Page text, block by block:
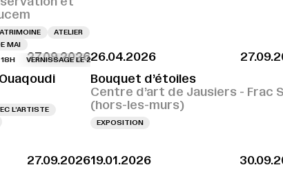
ATELIER
MAI
27.09.2026
VERNISSAGE LE 25.09.2026 À 18H VERNISSAGE LE 25.09.2026 À 18H
L’ARTISTE
26.04.2026
Bouquet d’étoiles
Centre d’art de Jausiers - Frac
(hors-les-murs)
EXPOSITION
27.09.202619.01.2026